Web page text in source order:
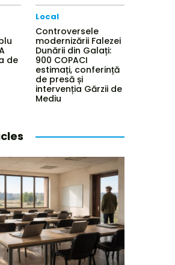
de
Local
Controversele
modernizării Falezei
Dunării din Galați:
900 COPACI
estimați, conferință
de presă și
intervenția Gărzii de
Mediu